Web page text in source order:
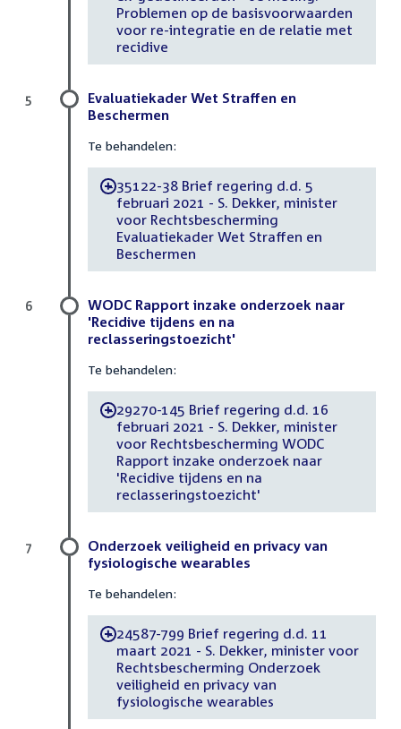
Problemen op de basisvoorwaarden
voor re-integratie en de relatie met
recidive
Evaluatiekader Wet Straffen en
Beschermen
Te behandelen:
-35122-38 Brief regering d.d. 5
februari 2021 - S. Dekker, minister
voor Rechtsbescherming
Evaluatiekader Wet Straffen en
Beschermen
5
WODC Rapport inzake onderzoek naar
'Recidive tijdens en na
reclasseringstoezicht'
Te behandelen:
-29270-145 Brief regering d.d. 16
februari 2021 - S. Dekker, minister
voor Rechtsbescherming WODC
Rapport inzake onderzoek naar
'Recidive tijdens en na
reclasseringstoezicht'
6
Onderzoek veiligheid en privacy van
fysiologische wearables
Te behandelen:
-24587-799 Brief regering d.d. 11
maart 2021 - S. Dekker, minister voor
Rechtsbescherming Onderzoek
veiligheid en privacy van
fysiologische wearables
7